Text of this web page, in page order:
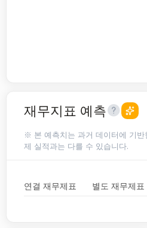
재무지표 예측
※ 본 예측치는 과거 데이터에 기반
제 실적과는 다를 수 있습니다.
연결 재무제표 별도 재무제표